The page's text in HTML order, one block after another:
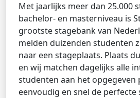
Met jaarlijks meer dan 25.000
bachelor- en masterniveau is
grootste stagebank van
melden duizenden studenten
naar een stageplaats. Plaats
en wij matchen dagelijks alle
studenten aan het opgegeven
eenvoudig en snel de